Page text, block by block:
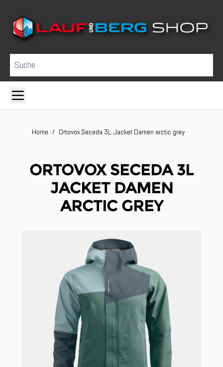
Suche
Home / Ortovox Seceda 3L Jacket Damen arctic grey
ORTOVOX SECEDA 3L
JACKET DAMEN
ARCTIC GREY
Clicken, um das Karussell zu überspringen